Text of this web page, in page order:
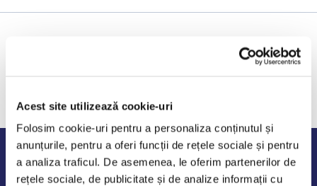
Acest site utilizează cookie-uri
Folosim cookie-uri pentru a personaliza conținutul și
anunțurile, pentru a oferi funcții de rețele sociale și pentru
a analiza traficul. De asemenea, le oferim partenerilor de
rețele sociale, de publicitate și de analize informații cu
Program de lucru